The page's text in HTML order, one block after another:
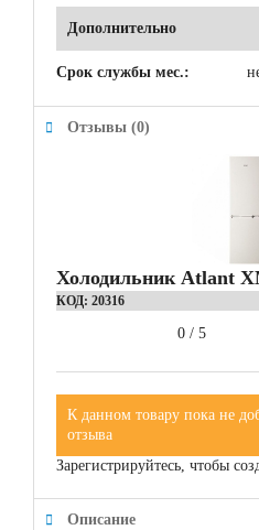
Дополнительно
Срок службы мес.:
Отзывы (0)
Холодильник Atlant
КОД: 20316
0 / 5
К данном товару пока не
отзыва
Зарегистрируйтесь, чтобы
Описание